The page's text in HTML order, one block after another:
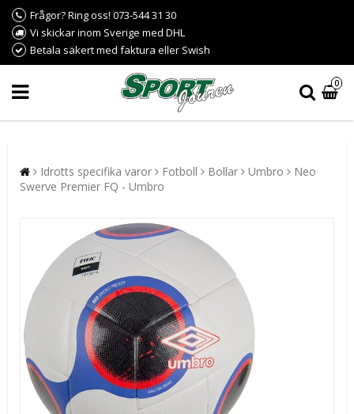
Frågor? Ring oss! 073-544 31 30
Vi skickar inom Sverige med DHL
Betala säkert med faktura eller Swish
0
Idrotts specifika varor Fotboll Bollar Umbro
Neo
Swerve Premier FQ - Umbro